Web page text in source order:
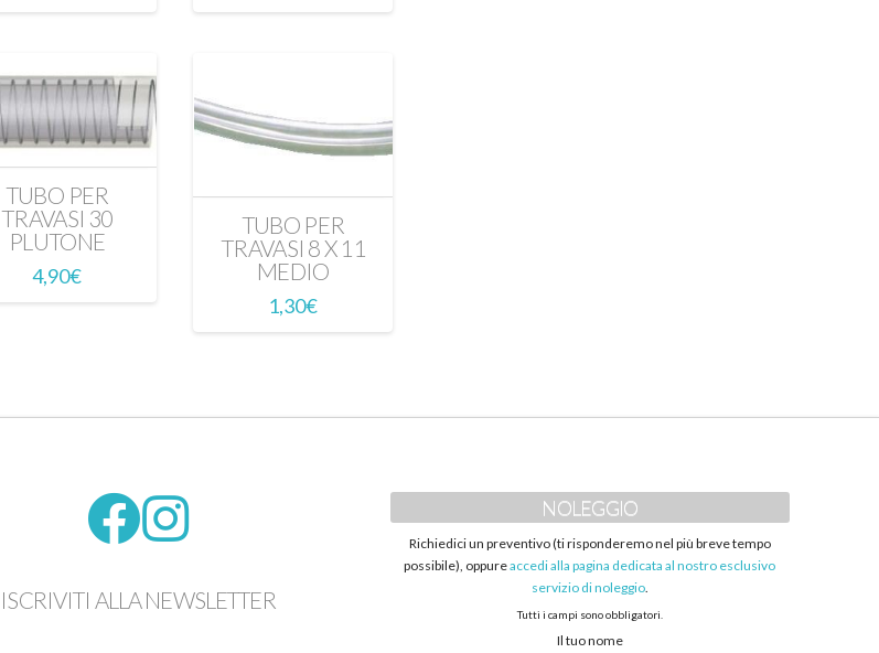
TUBO PER
TRAVASI 30
PLUTONE
4,90€
TUBO PER
TRAVASI 8 X 11
MEDIO
1,30€
ISCRIVITI ALLA NEWSLETTER
NOLEGGIO
Richiedici un preventivo (ti risponderemo nel più breve tempo
possibile), oppureaccedi alla pagina dedicata al nostro esclusivo
servizio di noleggio.
Tutti i campi sono obbligatori.
Il tuo nome